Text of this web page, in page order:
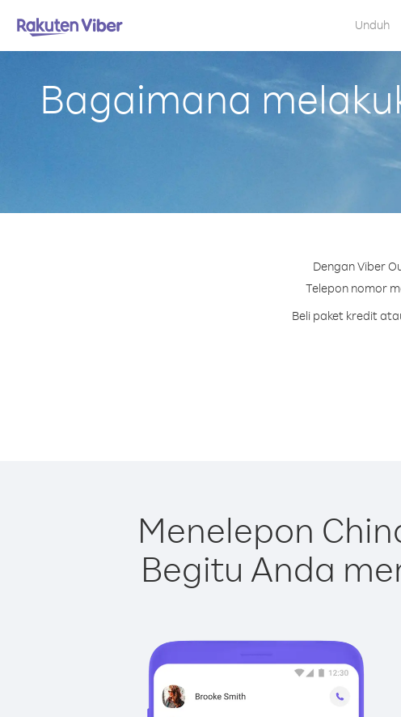
Unduh
Bagaimana
Dengan Viber
Telepon nomor
Beli paket kredit
Menelepon
Begitu Anda